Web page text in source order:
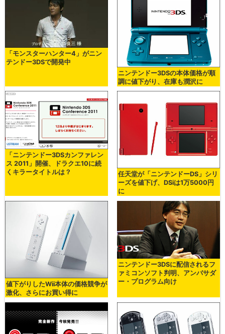
「モンスターハンター4」がニン
テンドー3DSで開発中
ニンテンドー3DSの本体価格が順
調に値下がり、在庫も潤沢に
「ニンテンドー3DSカンファレン
ス 2011」開催、ドラクエ10に続
くキラータイトルは？
任天堂が「ニンテンドーDS」シリ
ーズを値下げ、DSiは1万5000円
に
値下がりしたWii本体の価格競争が
激化、さらにお買い得に
ニンテンドー3DSに配信されるフ
ァミコンソフト判明、アンバサダ
ー・プログラム向け